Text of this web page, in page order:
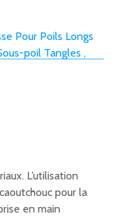
L’utilisation
pour la
en main